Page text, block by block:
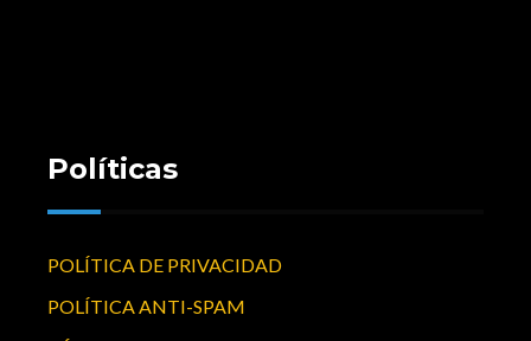
Políticas
POLÍTICA DE PRIVACIDAD
POLÍTICA ANTI-SPAM